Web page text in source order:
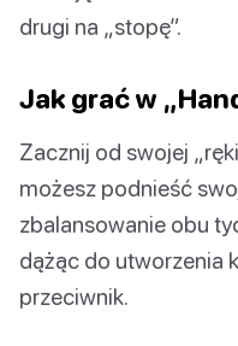
drugi na „stopę”.
Jak grać w
Zacznij od swojej
możesz podnieść
zbalansowanie obu
dążąc do utworzenia
przeciwnik.